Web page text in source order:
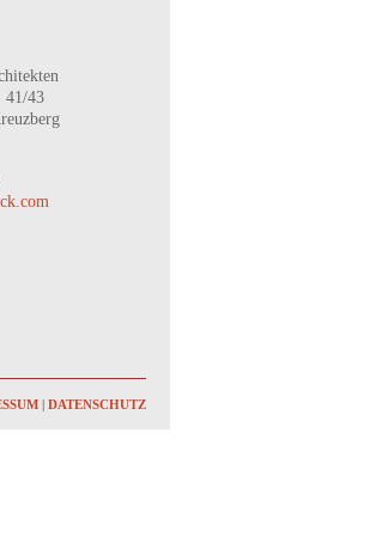
41/43
| DATENSCHUTZ